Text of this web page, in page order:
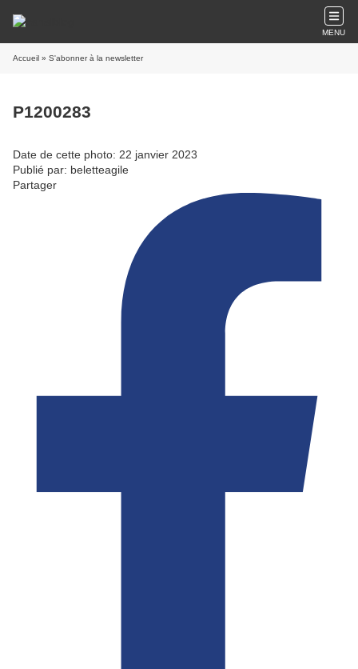
MENU
Accueil » S'abonner à la newsletter
P1200283
Date de cette photo: 22 janvier 2023
Publié par: beletteagile
Partager